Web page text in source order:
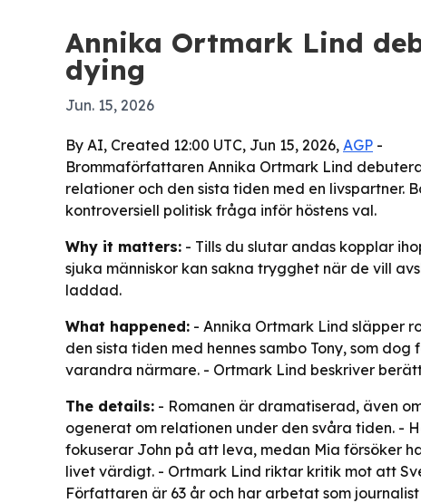
Annika Ortmark Lind
dying
Jun. 15, 2026
By AI, Created 12:00 UTC, Jun 15, 2026, AGP -
Brommaförfattaren Annika Ortmark Lind
relationer och den sista tiden med en livspartner.
kontroversiell politisk fråga inför höstens val.
Why it matters: - Tills du slutar andas kopplar
sjuka människor kan sakna trygghet när de vill
laddad.
What happened: - Annika Ortmark Lind släpper
den sista tiden med hennes sambo Tony, som
varandra närmare. - Ortmark Lind beskriver
The details: - Romanen är dramatiserad, även
ogenerat om relationen under den svåra tiden. -
fokuserar John på att leva, medan Mia försöker
livet värdigt. - Ortmark Lind riktar kritik mot att
Författaren är 63 år och har arbetat som